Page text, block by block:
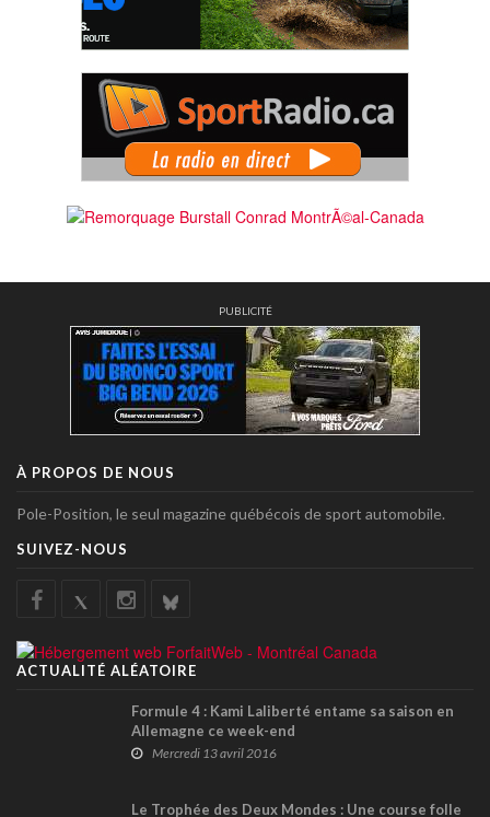
PUBLICITÉ
À PROPOS DE NOUS
Pole-Position, le seul magazine québécois de sport automobile.
SUIVEZ-NOUS
ACTUALITÉ ALÉATOIRE
Formule 4 : Kami Laliberté entame sa saison en
Allemagne ce week-end
Mercredi 13 avril 2016
Le Trophée des Deux Mondes : Une course folle